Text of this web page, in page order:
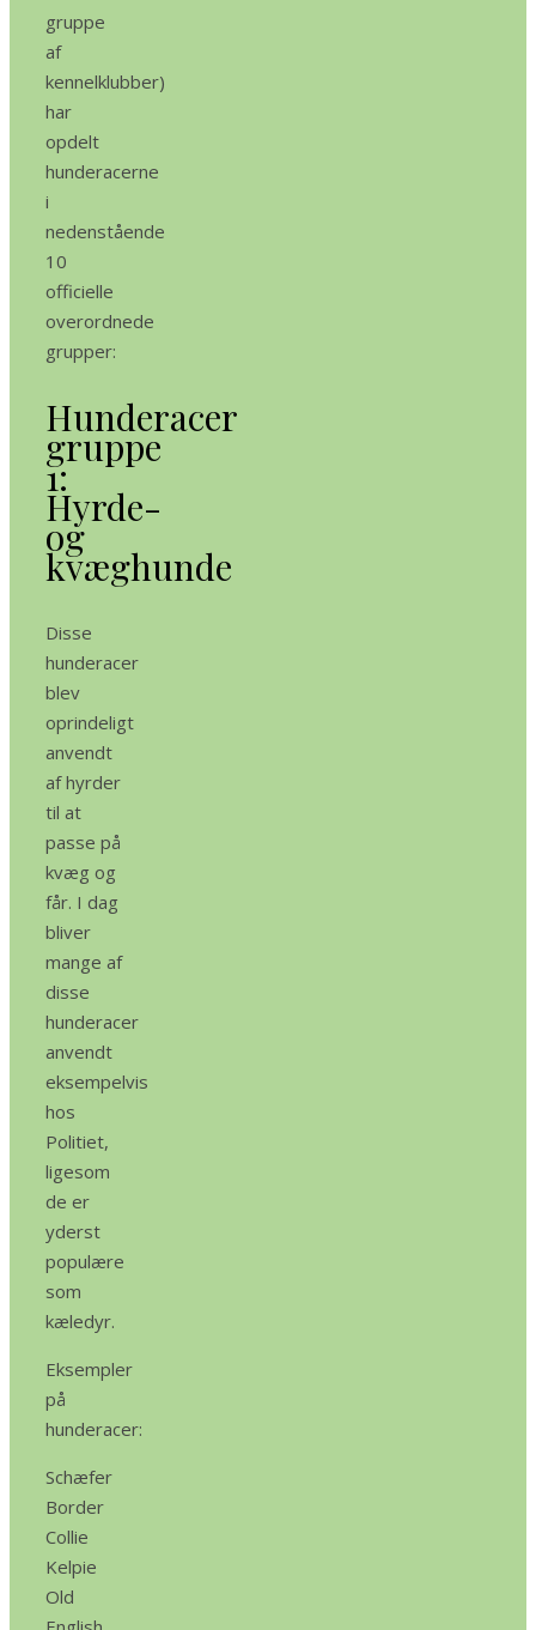
gruppe
af
kennelklubber)
har
opdelt
hunderacerne
i
nedenstående
10
officielle
overordnede
grupper:
Hunderacer
gruppe
1:
Hyrde-
og
kvæghunde
Disse
hunderacer
blev
oprindeligt
anvendt
af hyrder
til at
passe på
kvæg og
får. I dag
bliver
mange af
disse
hunderacer
anvendt
eksempelvis
hos
Politiet,
ligesom
de er
yderst
populære
som
kæledyr.
Eksempler
på
hunderacer:
Schæfer
Border
Collie
Kelpie
Old